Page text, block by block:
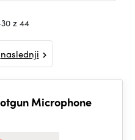
z 44
naslednji
Microphone